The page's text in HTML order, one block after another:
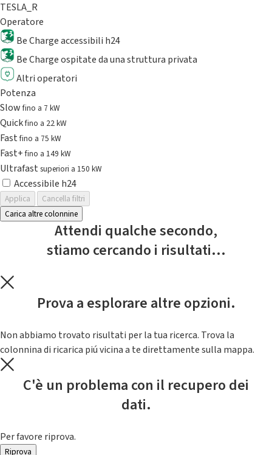
TESLA_R
Operatore
Be Charge accessibili h24
Be Charge ospitate da una struttura privata
Altri operatori
Potenza
Slowfino a 7 kW
Quickfino a 22 kW
Fastfino a 75 kW
Fast+fino a 149 kW
Ultrafast superiori a 150 kW
Accessibile h24
Applica
Cancella filtri
Carica altre colonnine
Attendi qualche secondo,
stiamo cercando i risultati...
Prova a esplorare altre opzioni.
Non abbiamo trovato risultati per la tua ricerca. Trova la
colonnina di ricarica piú vicina a te direttamente sulla mappa.
C'è un problema con il recupero dei
dati.
Per favore riprova.
Riprova